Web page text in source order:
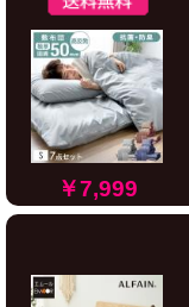
￥7,999